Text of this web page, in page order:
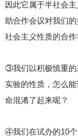
因此它属于半社会
助合作会议对我们
社会主义性质的合作
③我们以积极慎重的
实验的性质，怎么
命混淆了起来呢？
④我们在试办的10个